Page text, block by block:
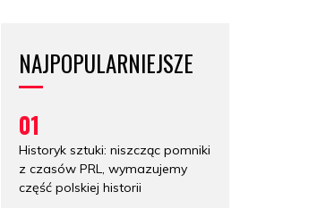
NAJPOPULARNIEJSZE
01
Historyk sztuki: niszcząc pomniki
z czasów PRL, wymazujemy
część polskiej historii